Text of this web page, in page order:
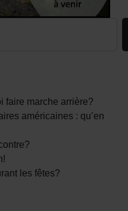
faire marche arrière?
américaines : qu’en
les fêtes?